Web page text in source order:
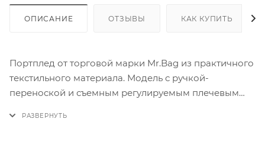
ОПИСАНИЕ ОТЗЫВЫ КАК КУПИТЬ
Портплед от торговой марки Mr.Bag из практичного
текстильного материала. Модель с ручкой-
переноской и съемным регулируемым плечевым